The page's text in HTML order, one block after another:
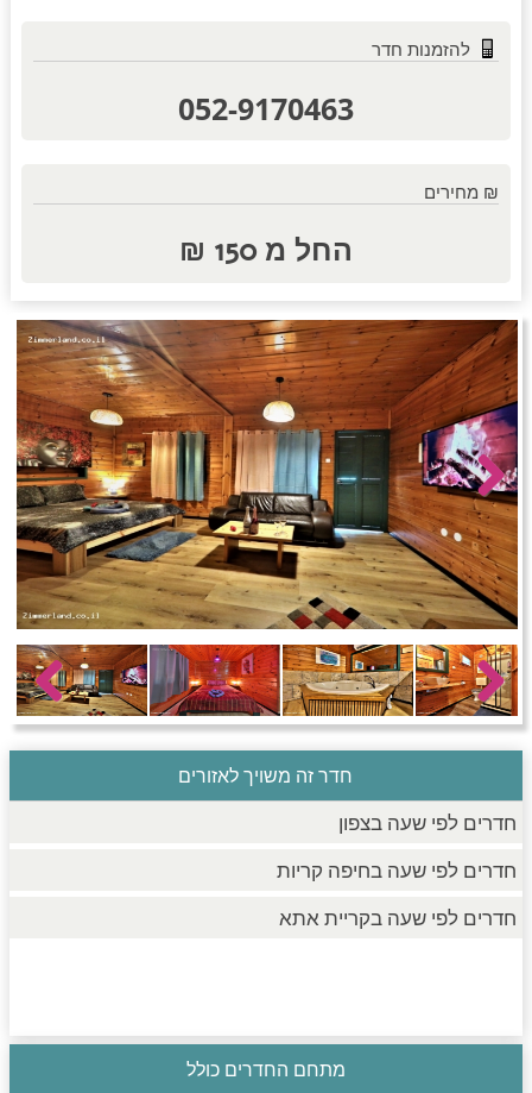
חדרים לפי שעה באזור השפלה
חדרים לפי שעה בהשרון
חדרים לפי שעה בגליל עליון
חדרים לפי שעה בחוף הכרמל
חדרים לפי שעה בחיפה קריות
חדרים לפי שעה בכנרת גליל תחתון עמקים
חדרים לפי שעה ברמת הגולן
להזמנות חדר
052-9170463
₪ מחירים
החל מ 150 ₪
Next
Previous Next
חדר זה משויך לאזורים
חדרים לפי שעה בצפון
חדרים לפי שעה בחיפה קריות
חדרים לפי שעה בקריית אתא
מתחם החדרים כולל